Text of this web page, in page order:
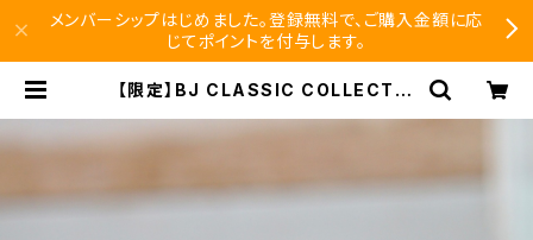
メンバーシップはじめました。登録無料で、ご購入金額に応
じてポイントを付与します。
【限定】BJ CLASSIC COLLECTIO
トブラック 限定カラー | SEISHIDO